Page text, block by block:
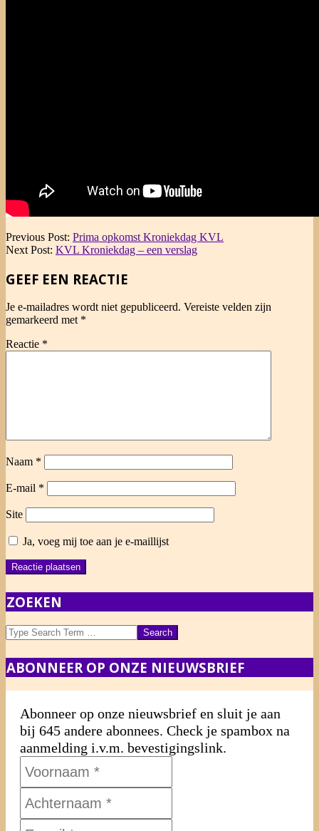
2013-
12-
Previous Post: Prima opkomst Kroniekdag KVL
Next Post: KVL Kroniekdag – een verslag
GEEF EEN REACTIE
Je e-mailadres wordt niet gepubliceerd. Vereiste velden zijn
gemarkeerd met *
Reactie *
Naam *
E-mail *
Site
Ja, voeg mij toe aan je e-maillijst
ZOEKEN
Search
ABONNEER OP ONZE NIEUWSBRIEF
Abonneer op onze nieuwsbrief en sluit je aan
bij 645 andere abonnees. Check je spambox na
aanmelding i.v.m. bevestigingslink.